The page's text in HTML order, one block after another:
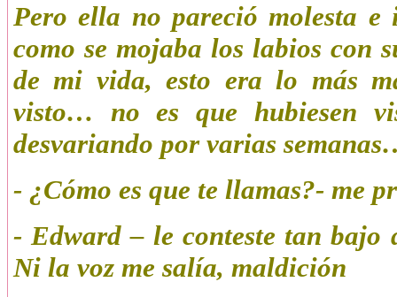
Pero ella no pareció molesta
como se mojaba los labios con
de mi vida, esto era lo más
visto… no es que hubiesen
desvariando por varias
- ¿Cómo es que te llamas?- me
- Edward – le conteste tan bajo
Ni la voz me salía, maldición